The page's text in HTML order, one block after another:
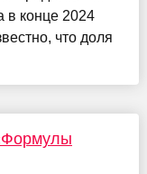
в конце 2024
что доля